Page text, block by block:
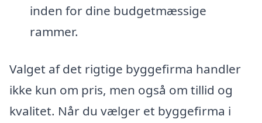
inden for dine budgetmæssige
rammer.
Valget af det rigtige byggefirma handler
ikke kun om pris, men også om tillid og
kvalitet. Når du vælger et byggefirma i